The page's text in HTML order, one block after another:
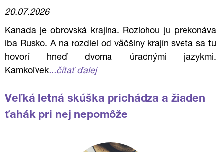
20.07.2026
Kanada je obrovská krajina. Rozlohou ju prekonáva
iba Rusko. A na rozdiel od väčšiny krajín sveta sa tu
hovorí hneď dvoma úradnými jazykmi.
Kamkoľvek...čítať ďalej
Veľká letná skúška prichádza a žiaden
ťahák pri nej nepomôže